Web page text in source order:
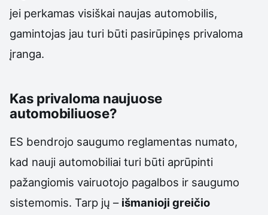
jei perkamas visiškai naujas automobilis,
gamintojas jau turi būti pasirūpinęs privaloma
įranga.
Kas privaloma naujuose
automobiliuose?
ES bendrojo saugumo reglamentas numato,
kad nauji automobiliai turi būti aprūpinti
pažangiomis vairuotojo pagalbos ir saugumo
sistemomis. Tarp jų – išmanioji greičio